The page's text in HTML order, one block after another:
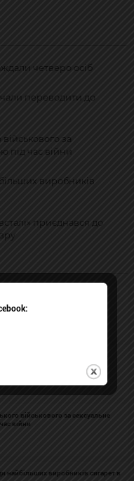
четверо осіб
переводити до
за
під час війни
виробників
приєднався до
військового за сексуальне
війни
найбільших виробників сигарет в